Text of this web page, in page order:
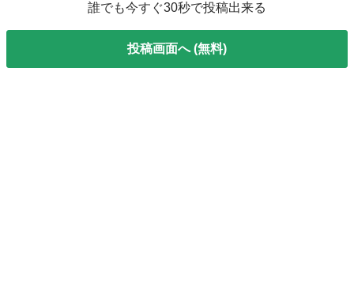
誰でも今すぐ30秒で投稿出来る
投稿画面へ (無料)